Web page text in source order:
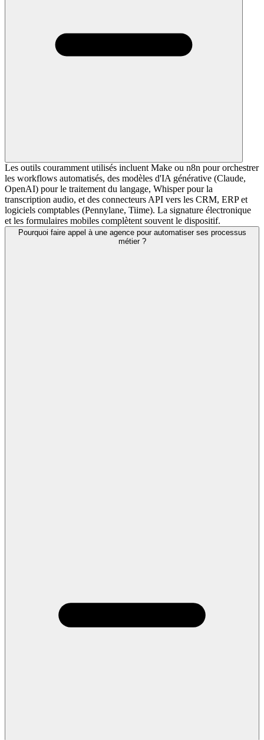
Les outils couramment utilisés incluent Make ou n8n pour orchestrer
les workflows automatisés, des modèles d'IA générative (Claude,
OpenAI) pour le traitement du langage, Whisper pour la
transcription audio, et des connecteurs API vers les CRM, ERP et
logiciels comptables (Pennylane, Tiime). La signature électronique
et les formulaires mobiles complètent souvent le dispositif.
Pourquoi faire appel à une agence pour automatiser ses processus
métier ?